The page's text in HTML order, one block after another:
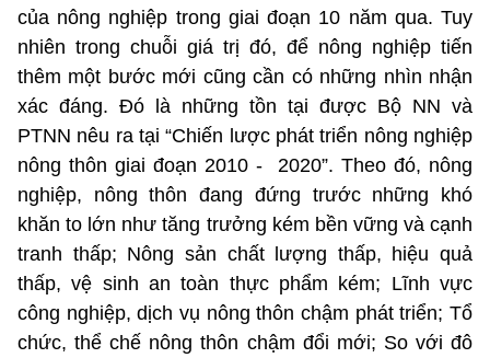
của nông nghiệp trong giai đoạn 10 năm qua. Tuy
nhiên trong chuỗi giá trị đó, để nông nghiệp tiến
thêm một bước mới cũng cần có những nhìn nhận
xác đáng. Đó là những tồn tại được Bộ NN và
PTNN nêu ra tại “Chiến lược phát triển nông nghiệp
nông thôn giai đoạn 2010 -
2020”. Theo đó, nông
nghiệp, nông thôn đang đứng trước những khó
khăn to lớn như tăng trưởng kém bền vững và cạnh
tranh thấp; Nông sản chất lượng thấp, hiệu quả
thấp, vệ sinh an toàn thực phẩm kém; Lĩnh vực
công nghiệp, dịch vụ nông thôn chậm phát triển; Tổ
chức, thể chế nông thôn chậm đổi mới; So với đô